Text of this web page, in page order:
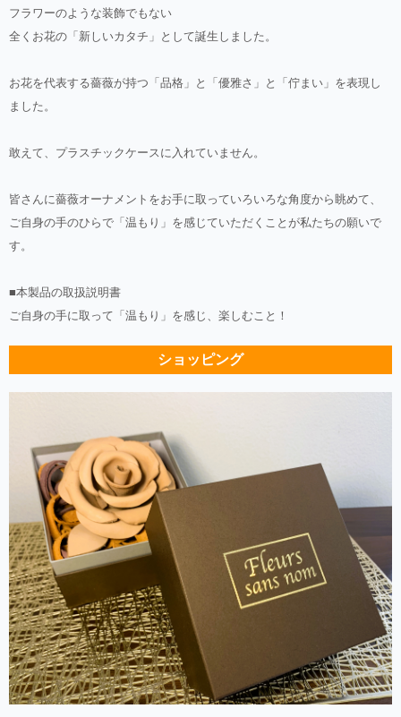
フラワーのような装飾でもない
全くお花の「新しいカタチ」として誕生しました。
お花を代表する薔薇が持つ「品格」と「優雅さ」と「佇まい」を表現し
ました。
敢えて、プラスチックケースに入れていません。
皆さんに薔薇オーナメントをお手に取っていろいろな角度から眺めて、
ご自身の手のひらで「温もり」を感じていただくことが私たちの願いで
す。
■本製品の取扱説明書
ご自身の手に取って「温もり」を感じ、楽しむこと！
ショッピング